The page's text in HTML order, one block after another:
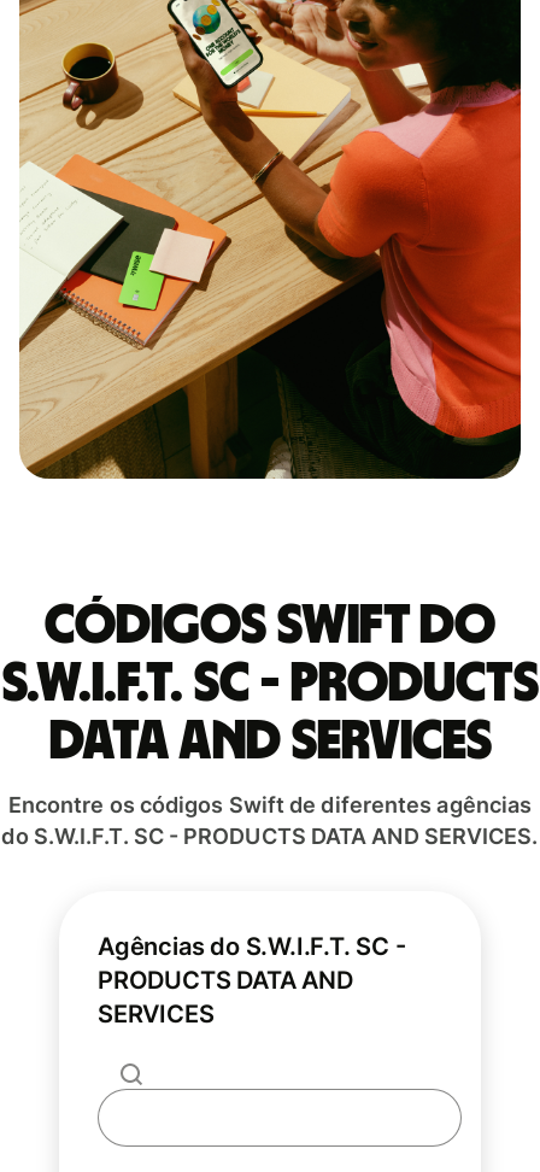
Códigos Swift do
S.W.I.F.T. SC - PRODUCTS
DATA AND SERVICES
Encontre os códigos Swift de diferentes agências
do S.W.I.F.T. SC - PRODUCTS DATA AND SERVICES.
Agências do S.W.I.F.T. SC -
PRODUCTS DATA AND
SERVICES